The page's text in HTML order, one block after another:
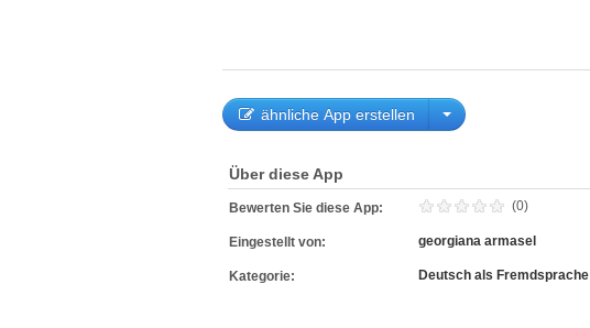
ähnliche App erstellen
Über diese App
Bewerten Sie diese App: (0)
Eingestellt von: georgiana armasel
Kategorie: Deutsch als Fremdsprache